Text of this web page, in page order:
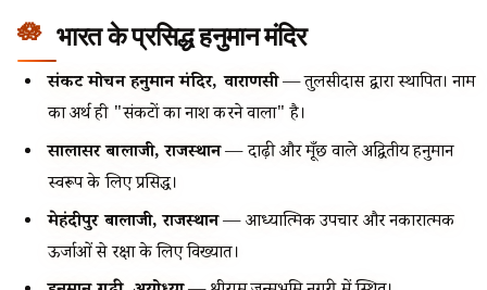
भारत के प्रसिद्ध हनुमान मंदिर
संकट मोचन हनुमान मंदिर, वाराणसी— तुलसीदास द्वारा स्थापित। नाम
का अर्थ ही "संकटों का नाश करने वाला" है।
सालासर बालाजी, राजस्थान— दाढ़ी और मूँछ वाले अद्वितीय हनुमान
स्वरूप के लिए प्रसिद्ध।
मेहंदीपुर बालाजी, राजस्थान— आध्यात्मिक उपचार और नकारात्मक
ऊर्जाओं से रक्षा के लिए विख्यात।